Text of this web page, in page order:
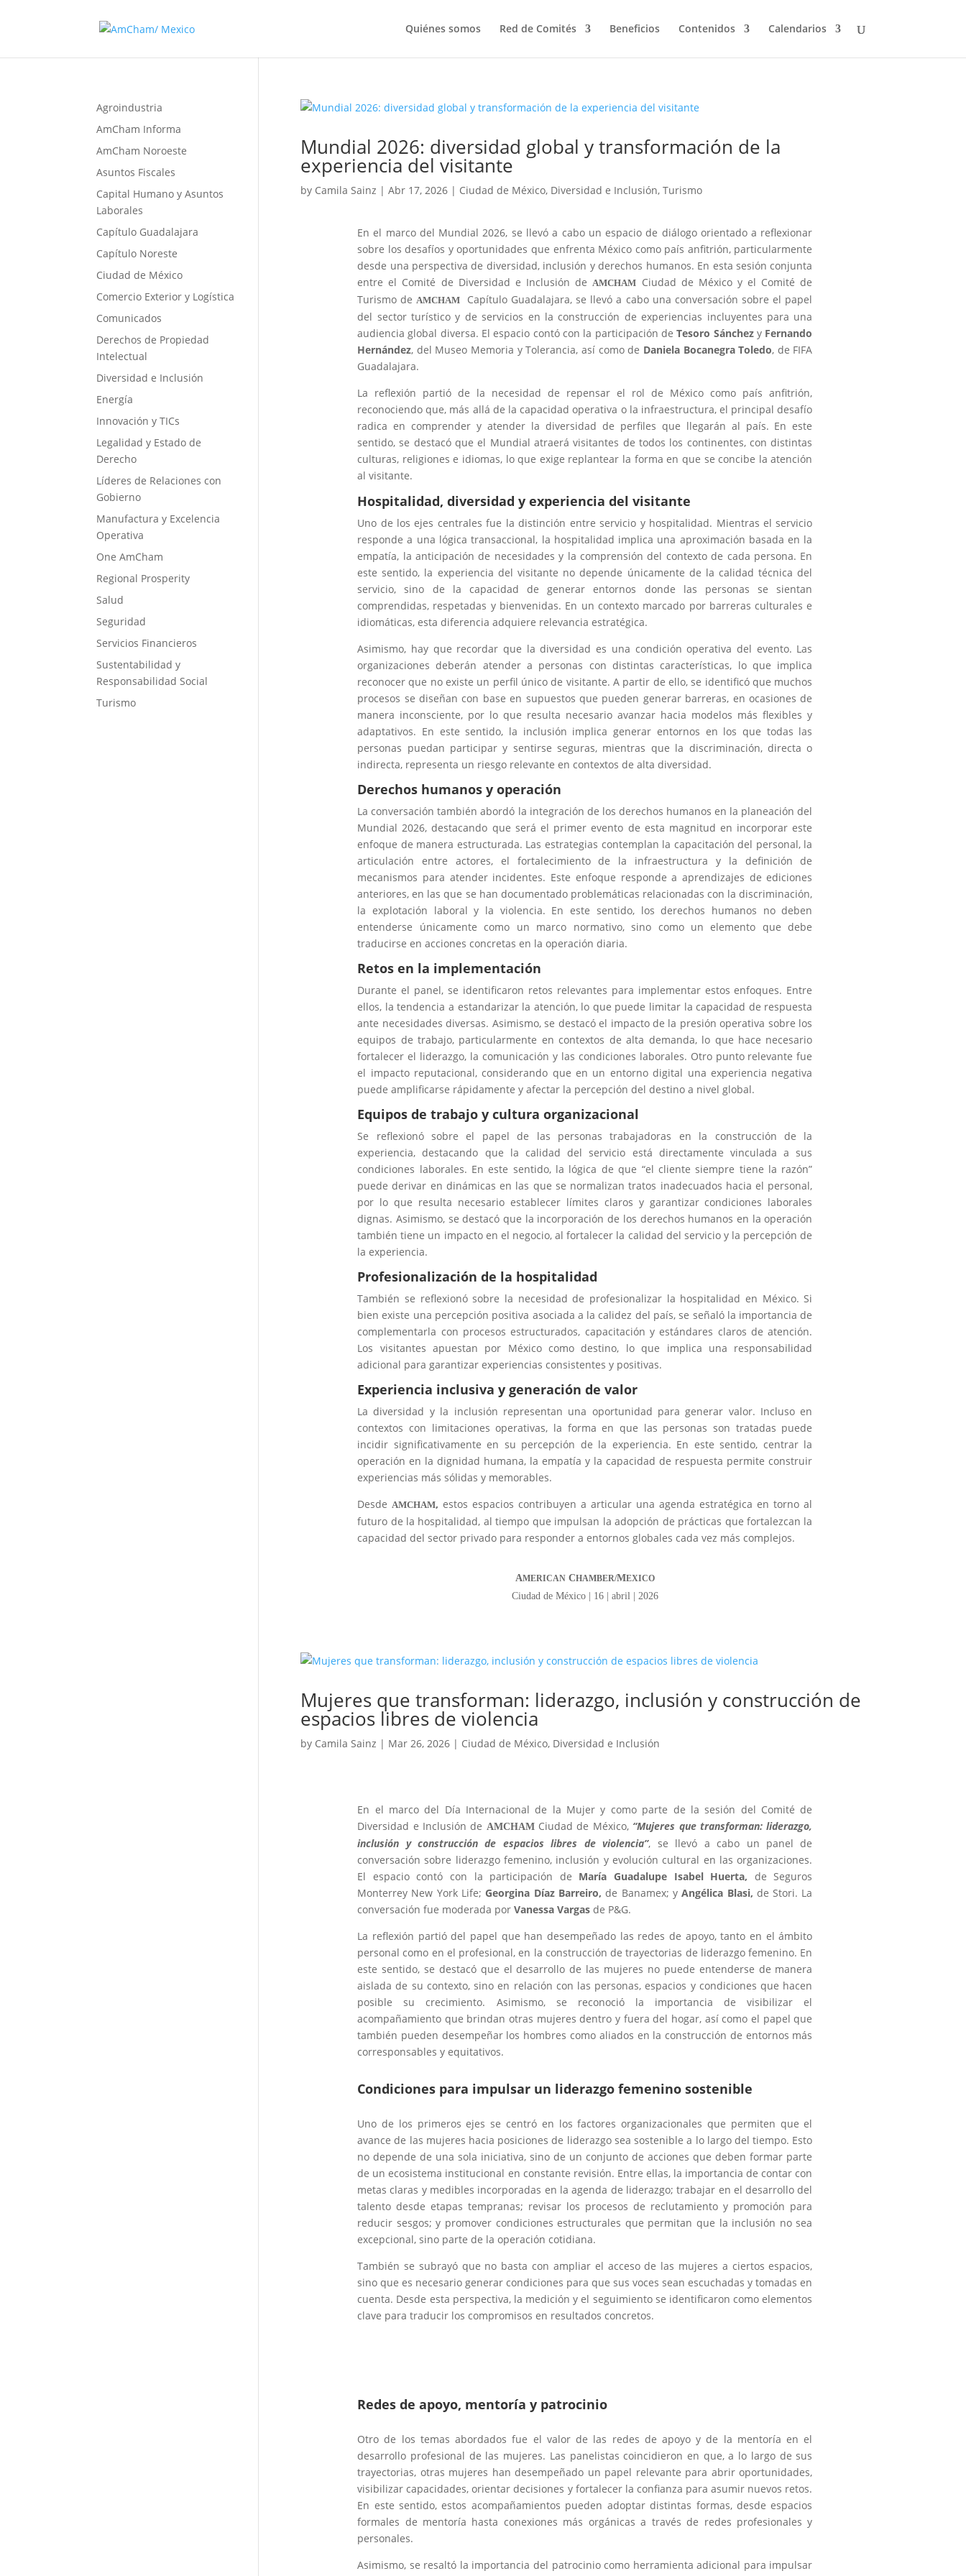
Quiénes somos Red de Comités Beneficios Contenidos Calendarios
Mundial 2026: diversidad global y transformación de la
experiencia del visitante
by Camila Sainz | Abr 17, 2026| Ciudad de México, Diversidad e Inclusión, Turismo
En el marco del Mundial 2026, se llevó a cabo un espacio de diálogo orientado a reflexionar
sobre los desafíos y oportunidades que enfrenta México como país anfitrión, particularmente
desde una perspectiva de diversidad, inclusión y derechos humanos. En esta sesión conjunta
entre el Comité de Diversidad e Inclusión deAMCHAM Ciudad de México y el Comité de
Turismo deAMCHAM
Capítulo Guadalajara, se llevó a cabo una conversación sobre el papel
del sector turístico y de servicios en la construcción de experiencias incluyentes para una
audiencia global diversa. El espacio contó con la participación de Tesoro Sánchezy Fernando
Hernández, del Museo Memoria y Tolerancia, así como de Daniela Bocanegra Toledo, de FIFA
Guadalajara.
La reflexión partió de la necesidad de repensar el rol de México como país anfitrión,
reconociendo que, más allá de la capacidad operativa o la infraestructura, el principal desafío
radica en comprender y atender la diversidad de perfiles que llegarán al país. En este
sentido, se destacó que el Mundial atraerá visitantes de todos los continentes, con distintas
culturas, religiones e idiomas, lo que exige replantear la forma en que se concibe la atención
al visitante.
Hospitalidad, diversidad y experiencia del visitante
Uno de los ejes centrales fue la distinción entre servicio y hospitalidad. Mientras el servicio
responde a una lógica transaccional, la hospitalidad implica una aproximación basada en la
empatía, la anticipación de necesidades y la comprensión del contexto de cada persona. En
este sentido, la experiencia del visitante no depende únicamente de la calidad técnica del
servicio, sino de la capacidad de generar entornos donde las personas se sientan
comprendidas, respetadas y bienvenidas. En un contexto marcado por barreras culturales e
idiomáticas, esta diferencia adquiere relevancia estratégica.
Asimismo, hay que recordar que la diversidad es una condición operativa del evento. Las
organizaciones deberán atender a personas con distintas características, lo que implica
reconocer que no existe un perfil único de visitante. A partir de ello, se identificó que muchos
procesos se diseñan con base en supuestos que pueden generar barreras, en ocasiones de
manera inconsciente, por lo que resulta necesario avanzar hacia modelos más flexibles y
adaptativos. En este sentido, la inclusión implica generar entornos en los que todas las
personas puedan participar y sentirse seguras, mientras que la discriminación, directa o
indirecta, representa un riesgo relevante en contextos de alta diversidad.
Derechos humanos y operación
La conversación también abordó la integración de los derechos humanos en la planeación del
Mundial 2026, destacando que será el primer evento de esta magnitud en incorporar este
enfoque de manera estructurada. Las estrategias contemplan la capacitación del personal, la
articulación entre actores, el fortalecimiento de la infraestructura y la definición de
mecanismos para atender incidentes. Este enfoque responde a aprendizajes de ediciones
anteriores, en las que se han documentado problemáticas relacionadas con la discriminación,
la explotación laboral y la violencia. En este sentido, los derechos humanos no deben
entenderse únicamente como un marco normativo, sino como un elemento que debe
traducirse en acciones concretas en la operación diaria.
Retos en la implementación
Durante el panel, se identificaron retos relevantes para implementar estos enfoques. Entre
ellos, la tendencia a estandarizar la atención, lo que puede limitar la capacidad de respuesta
ante necesidades diversas. Asimismo, se destacó el impacto de la presión operativa sobre los
equipos de trabajo, particularmente en contextos de alta demanda, lo que hace necesario
fortalecer el liderazgo, la comunicación y las condiciones laborales. Otro punto relevante fue
el impacto reputacional, considerando que en un entorno digital una experiencia negativa
puede amplificarse rápidamente y afectar la percepción del destino a nivel global.
Equipos de trabajo y cultura organizacional
Se reflexionó sobre el papel de las personas trabajadoras en la construcción de la
experiencia, destacando que la calidad del servicio está directamente vinculada a sus
condiciones laborales. En este sentido, la lógica de que “el cliente siempre tiene la razón”
puede derivar en dinámicas en las que se normalizan tratos inadecuados hacia el personal,
por lo que resulta necesario establecer límites claros y garantizar condiciones laborales
dignas. Asimismo, se destacó que la incorporación de los derechos humanos en la operación
también tiene un impacto en el negocio, al fortalecer la calidad del servicio y la percepción de
la experiencia.
Profesionalización de la hospitalidad
También se reflexionó sobre la necesidad de profesionalizar la hospitalidad en México. Si
bien existe una percepción positiva asociada a la calidez del país, se señaló la importancia de
complementarla con procesos estructurados, capacitación y estándares claros de atención.
Los visitantes apuestan por México como destino, lo que implica una responsabilidad
adicional para garantizar experiencias consistentes y positivas.
Experiencia inclusiva y generación de valor
La diversidad y la inclusión representan una oportunidad para generar valor. Incluso en
contextos con limitaciones operativas, la forma en que las personas son tratadas puede
incidir significativamente en su percepción de la experiencia. En este sentido, centrar la
operación en la dignidad humana, la empatía y la capacidad de respuesta permite construir
experiencias más sólidas y memorables.
DesdeAMCHAM, estos espacios contribuyen a articular una agenda estratégica en torno al
futuro de la hospitalidad, al tiempo que impulsan la adopción de prácticas que fortalezcan la
capacidad del sector privado para responder a entornos globales cada vez más complejos.
AMERICANCHAMBER/MEXICO
Ciudad de México | 16 | abril | 2026
Mujeres que transforman: liderazgo, inclusión y construcción de
espacios libres de violencia
by Camila Sainz | Mar 26, 2026| Ciudad de México, Diversidad e Inclusión
En el marco del Día Internacional de la Mujer y como parte de la sesión del Comité de
Diversidad e Inclusión de AMCHAM Ciudad de México, “Mujeres que transforman: liderazgo,
inclusión y construcción de espacios libres de violencia”, se llevó a cabo un panel de
conversación sobre liderazgo femenino, inclusión y evolución cultural en las organizaciones.
El espacio contó con la participación de María Guadalupe Isabel Huerta, de Seguros
Monterrey New York Life;Georgina Díaz Barreiro, de Banamex; yAngélica Blasi, de Stori. La
conversación fue moderada porVanessa Vargas de P&G.
La reflexión partió del papel que han desempeñado las redes de apoyo, tanto en el ámbito
personal como en el profesional, en la construcción de trayectorias de liderazgo femenino. En
este sentido, se destacó que el desarrollo de las mujeres no puede entenderse de manera
aislada de su contexto, sino en relación con las personas, espacios y condiciones que hacen
posible su crecimiento. Asimismo, se reconoció la importancia de visibilizar el
acompañamiento que brindan otras mujeres dentro y fuera del hogar, así como el papel que
también pueden desempeñar los hombres como aliados en la construcción de entornos más
corresponsables y equitativos.
Condiciones para impulsar un liderazgo femenino sostenible
Uno de los primeros ejes se centró en los factores organizacionales que permiten que el
avance de las mujeres hacia posiciones de liderazgo sea sostenible a lo largo del tiempo. Esto
no depende de una sola iniciativa, sino de un conjunto de acciones que deben formar parte
de un ecosistema institucional en constante revisión. Entre ellas, la importancia de contar con
metas claras y medibles incorporadas en la agenda de liderazgo; trabajar en el desarrollo del
talento desde etapas tempranas; revisar los procesos de reclutamiento y promoción para
reducir sesgos; y promover condiciones estructurales que permitan que la inclusión no sea
excepcional, sino parte de la operación cotidiana.
También se subrayó que no basta con ampliar el acceso de las mujeres a ciertos espacios,
sino que es necesario generar condiciones para que sus voces sean escuchadas y tomadas en
cuenta. Desde esta perspectiva, la medición y el seguimiento se identificaron como elementos
clave para traducir los compromisos en resultados concretos.
Redes de apoyo, mentoría y patrocinio
Otro de los temas abordados fue el valor de las redes de apoyo y de la mentoría en el
desarrollo profesional de las mujeres. Las panelistas coincidieron en que, a lo largo de sus
trayectorias, otras mujeres han desempeñado un papel relevante para abrir oportunidades,
visibilizar capacidades, orientar decisiones y fortalecer la confianza para asumir nuevos retos.
En este sentido, estos acompañamientos pueden adoptar distintas formas, desde espacios
formales de mentoría hasta conexiones más orgánicas a través de redes profesionales y
personales.
Asimismo, se resaltó la importancia del patrocinio como herramienta adicional para impulsar
Agroindustria
AmCham Informa
AmCham Noroeste
Asuntos Fiscales
Capital Humano y Asuntos
Laborales
Capítulo Guadalajara
Capítulo Noreste
Ciudad de México
Comercio Exterior y Logística
Comunicados
Derechos de Propiedad
Intelectual
Diversidad e Inclusión
Energía
Innovación y TICs
Legalidad y Estado de
Derecho
Líderes de Relaciones con
Gobierno
Manufactura y Excelencia
Operativa
One AmCham
Regional Prosperity
Salud
Seguridad
Servicios Financieros
Sustentabilidad y
Responsabilidad Social
Turismo